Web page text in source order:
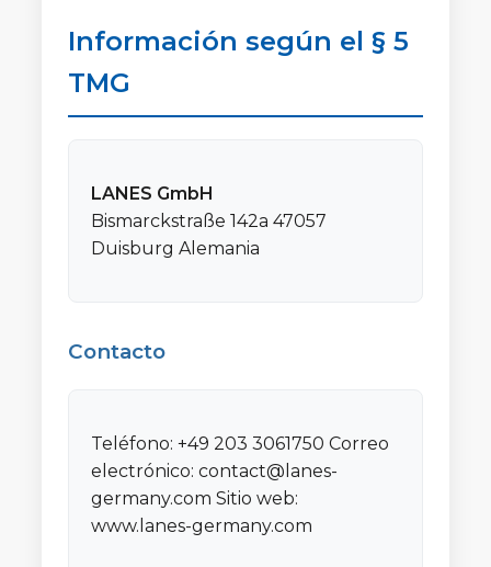
Información según el § 5
TMG
LANES GmbH
Bismarckstraße 142a 47057
Duisburg Alemania
Contacto
Teléfono: +49 203 3061750 Correo
electrónico: contact@lanes-
germany.com Sitio web:
www.lanes-germany.com